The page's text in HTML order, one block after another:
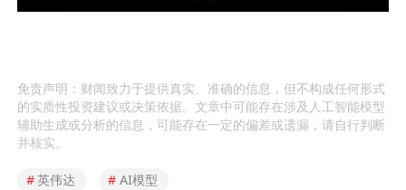
免责声明：财闻致力于提供真实、准确的信息，但不构成任何形式
的实质性投资建议或决策依据。文章中可能存在涉及人工智能模型
辅助生成或分析的信息，可能存在一定的偏差或遗漏，请自行判断
并核实。
#英伟达 # AI模型